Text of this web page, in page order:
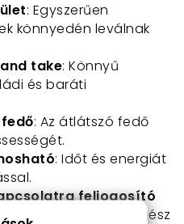
: Egyszerűen
könnyedén leválnak
take: Könnyű
és baráti
: Az átlátszó fedő
: Időt és energiát
feljogosító
használat az egész